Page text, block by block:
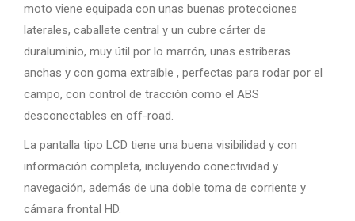
moto viene equipada con unas buenas protecciones
laterales, caballete central y un cubre cárter de
duraluminio, muy útil por lo marrón, unas estriberas
anchas y con goma extraíble , perfectas para rodar por el
campo, con control de tracción como el ABS
desconectables en off-road.
La pantalla tipo LCD tiene una buena visibilidad y con
información completa, incluyendo conectividad y
navegación, además de una doble toma de corriente y
cámara frontal HD.